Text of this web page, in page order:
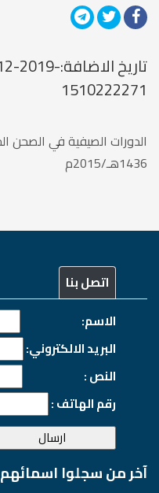
1510222271
الدورات الصيفية في الصحن
1436هـ/2015م
اتصل بنا
الاسم:
البريد الالكتروني:
النص :
رقم الهاتف :
آخر من سجلوا اسمائهم